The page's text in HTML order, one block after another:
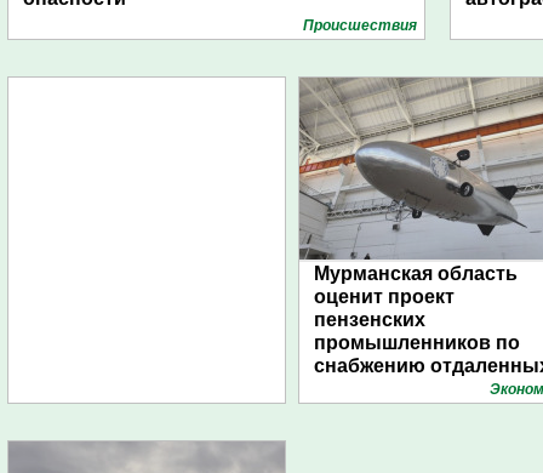
Проиcшествия
Мурманская область
оценит проект
пензенских
промышленников по
снабжению
поселений с помощью